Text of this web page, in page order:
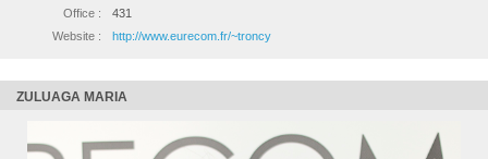
Office :
431
Website :
http://www.eurecom.fr/~troncy
ZULUAGA MARIA